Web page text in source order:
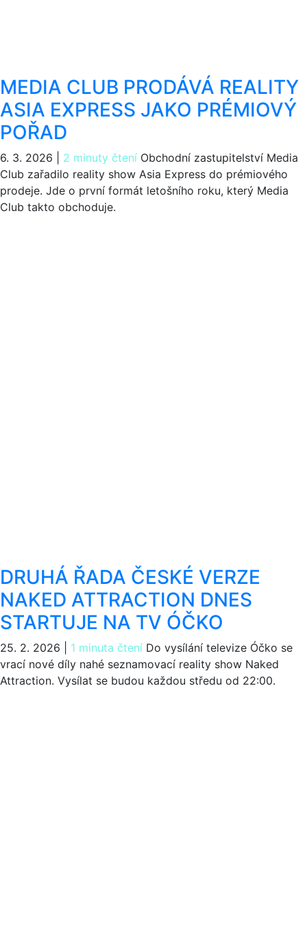
MEDIA CLUB PRODÁVÁ REALITY
ASIA EXPRESS JAKO PRÉMIOVÝ
POŘAD
6. 3. 2026 2 minuty čtení Obchodní zastupitelství Media
Club zařadilo reality show Asia Express do prémiového
prodeje. Jde o první formát letošního roku, který Media
Club takto obchoduje.
DRUHÁ ŘADA ČESKÉ VERZE
NAKED ATTRACTION DNES
STARTUJE NA TV ÓČKO
25. 2. 2026 1 minuta čtení Do vysílání televize Óčko se
vrací nové díly nahé seznamovací reality show Naked
Attraction. Vysílat se budou každou středu od 22:00.